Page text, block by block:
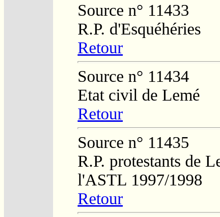
Source n° 11433
R.P. d'Esquéhéries
Retour
Source n° 11434
Etat civil de Lemé
Retour
Source n° 11435
R.P. protestants de
l'ASTL 1997/1998
Retour